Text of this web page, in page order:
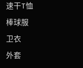
速干T恤
棒球服
卫衣
外套